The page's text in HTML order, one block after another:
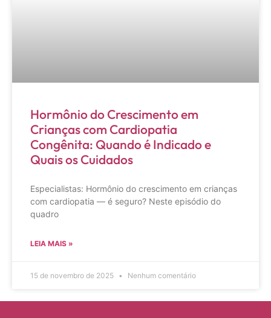
Hormônio do Crescimento em
Crianças com Cardiopatia
Congênita: Quando é Indicado e
Quais os Cuidados
Especialistas: Hormônio do crescimento em crianças
com cardiopatia — é seguro? Neste episódio do
quadro
LEIA MAIS »
15 de novembro de 2025 Nenhum comentário